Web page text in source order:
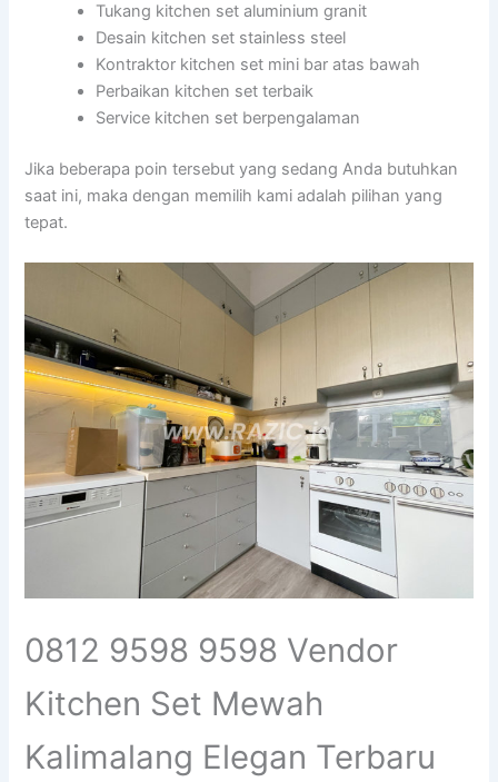
Tukang kitchen set aluminium granit
Desain kitchen set stainless steel
Kontraktor kitchen set mini bar atas bawah
Perbaikan kitchen set terbaik
Service kitchen set berpengalaman
Jika beberapa poin tersebut yang sedang Anda butuhkan
saat ini, maka dengan memilih kami adalah pilihan yang
tepat.
0812 9598 9598 Vendor
Kitchen Set Mewah
Kalimalang Elegan Terbaru